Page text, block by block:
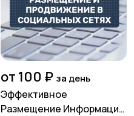
от 100 ₽ за день
Эффективное
Размещение Информации